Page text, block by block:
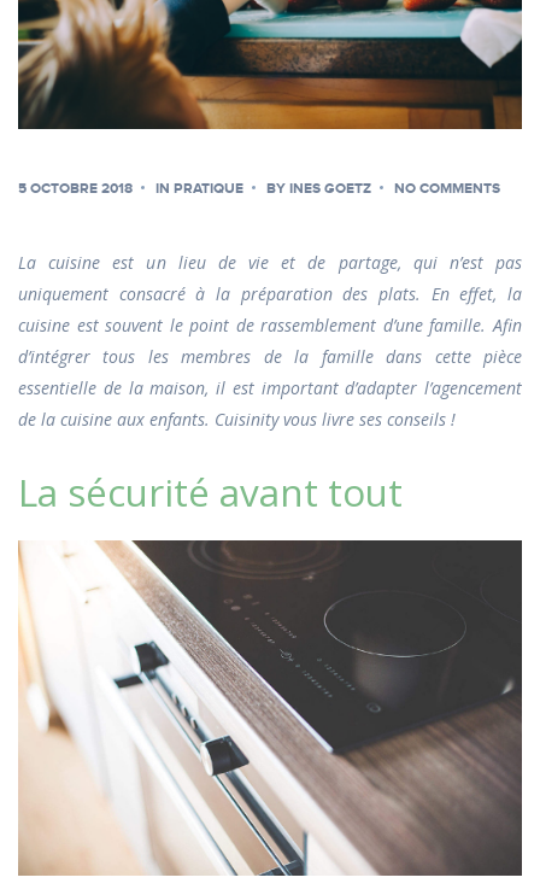
5 OCTOBRE 2018 IN PRATIQUE BY INES GOETZ NO COMMENTS
La cuisine est un lieu de vie et de partage, qui n’est pas
uniquement consacré à la préparation des plats. En effet, la
cuisine est souvent le point de rassemblement d’une famille. Afin
d’intégrer tous les membres de la famille dans cette pièce
essentielle de la maison, il est important d’adapter l’agencement
de la cuisine aux enfants. Cuisinity vous livre ses conseils !
La sécurité avant tout